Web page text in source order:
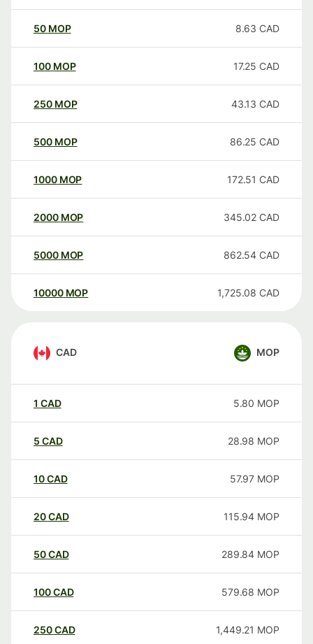
50 MOP 8.63 CAD
100 MOP 17.25 CAD
250 MOP 43.13 CAD
500 MOP 86.25 CAD
1000 MOP 172.51 CAD
2000 MOP 345.02 CAD
5000 MOP 862.54 CAD
10000 MOP 1,725.08 CAD
CAD MOP
1 CAD 5.80 MOP
5 CAD 28.98 MOP
10CAD 57.97 MOP
20CAD 115.94 MOP
50CAD 289.84 MOP
100CAD 579.68 MOP
250CAD 1,449.21 MOP